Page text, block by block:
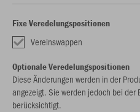
Fixe Veredelungspositionen
Vereinswappen
Optionale Veredelungspositionen
Diese Änderungen werden in der
angezeigt. Sie werden jedoch bei der
berücksichtigt.